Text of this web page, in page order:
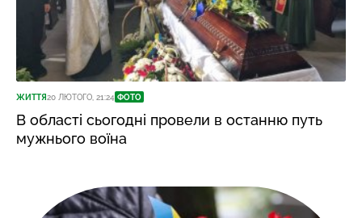
ЖИТТЯ20 ЛЮТОГО, 21:24 ФОТО
В області сьогодні провели в останню путь
мужнього воїна